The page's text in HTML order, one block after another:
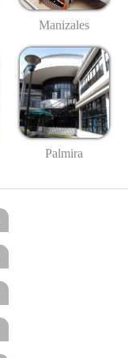
Manizales
Palmira